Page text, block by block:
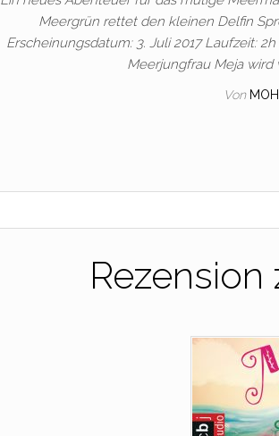
Meergrün rettet den kleinen Delfin
Erscheinungsdatum: 3. Juli 2017 Laufzeit:
Meerjungfrau Meja
Von
Rezension